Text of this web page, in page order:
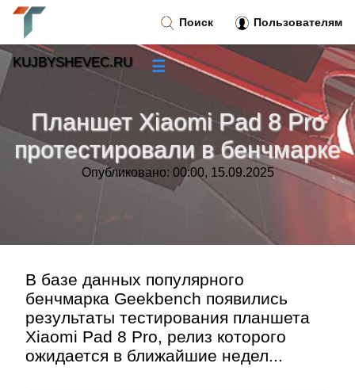
Планшет Xiaomi Pad 8 Pro
протестировали в бенчмарке
Опубликовано: 00:00, 15.09.2025
В базе данных популярного
бенчмарка Geekbench появились
результаты тестирования планшета
Xiaomi Pad 8 Pro, релиз которого
ожидается в ближайшие недел...
Поиск Пользователям
KUJBYSHEVEC.RU ☰
»
Тренды новостей»
»
Контакт»